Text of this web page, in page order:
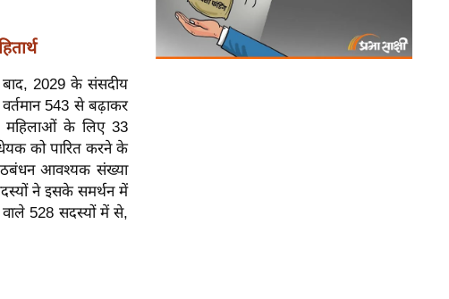
2029 के संसदीय
543 से बढ़ाकर
महिलाओं के लिए 33
को पारित करने के
आवश्यक संख्या
ने इसके समर्थन में
वाले 528 सदस्यों में से,